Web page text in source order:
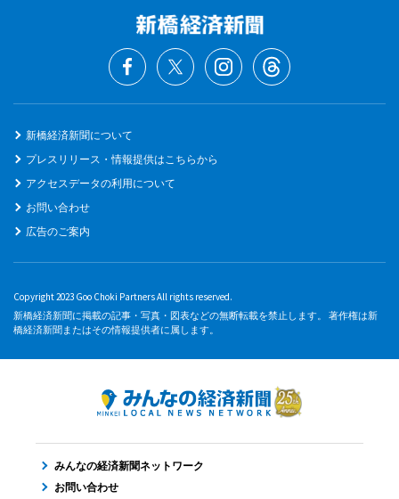
新橋経済新聞について
プレスリリース・情報提供はこちらから
アクセスデータの利用について
お問い合わせ
広告のご案内
Copyright 2023 Goo Choki Partners All rights reserved.
新橋経済新聞に掲載の記事・写真・図表などの無断転載を禁止します。 著作権は新
橋経済新聞またはその情報提供者に属します。
みんなの経済新聞ネットワーク
お問い合わせ